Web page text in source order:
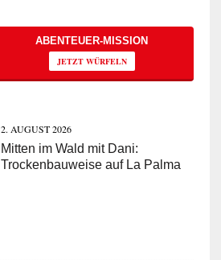
ABENTEUER-MISSION
JETZT WÜRFELN
2. AUGUST 2026
Mitten im Wald mit Dani:
Trockenbauweise auf La Palma